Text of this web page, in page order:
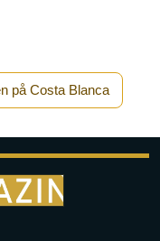
på Costa Blanca